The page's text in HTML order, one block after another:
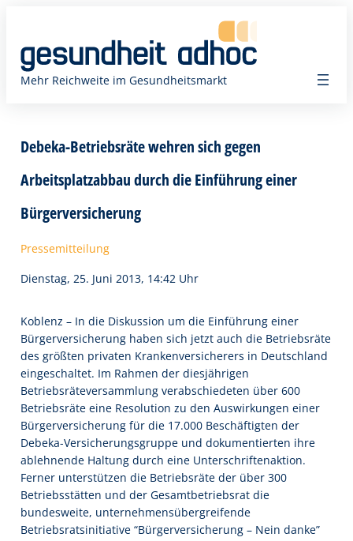
springen
Mehr Reichweite im Gesundheitsmarkt
Debeka-Betriebsräte wehren sich gegen
Arbeitsplatzabbau durch die Einführung einer
Bürgerversicherung
Pressemitteilung
Dienstag, 25. Juni 2013, 14:42 Uhr
Koblenz – In die Diskussion um die Einführung einer
Bürgerversicherung haben sich jetzt auch die Betriebsräte
des größten privaten Krankenversicherers in Deutschland
eingeschaltet. Im Rahmen der diesjährigen
Betriebsräteversammlung verabschiedeten über 600
Betriebsräte eine Resolution zu den Auswirkungen einer
Bürgerversicherung für die 17.000 Beschäftigten der
Debeka-Versicherungsgruppe und dokumentierten ihre
ablehnende Haltung durch eine Unterschriftenaktion.
Ferner unterstützen die Betriebsräte der über 300
Betriebsstätten und der Gesamtbetriebsrat die
bundesweite, unternehmensübergreifende
Betriebsratsinitiative “Bürgerversicherung – Nein danke”